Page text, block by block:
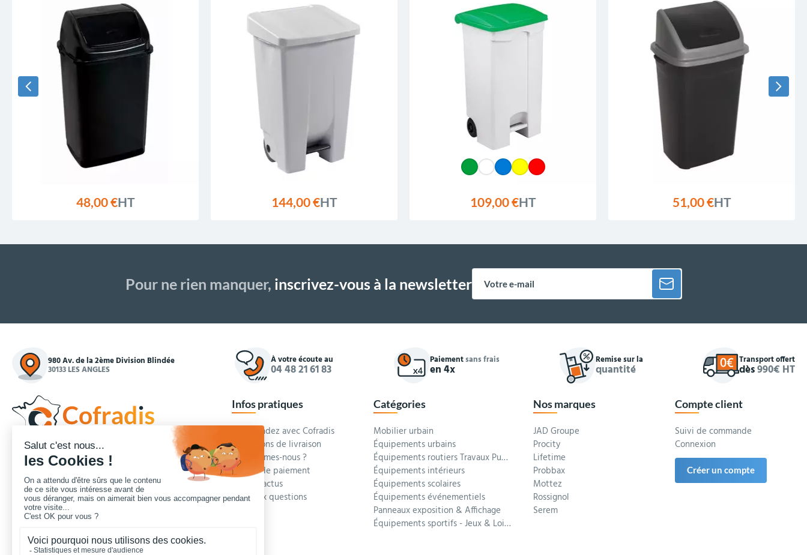
48,00 €HT 144,00 €HT 109,00 €HT 51,00 €HT
Pour ne rien manquer, inscrivez-vous à la newsletter
980 Av. de la 2ème Division Blindée
30133 LES ANGLES
À votre écoute au
04 48 21 61 83
Paiementsans frais
en 4x
Remise sur la
quantité
Transport offert
dès990€ HT
Concepteur et fournisseur de mobilier urbain,
Cofradis répond aux besoins d'équipements des
services des collectivités locales, des entreprises
de travaux publics, lycées, écoles.
Nous contacter
Infos pratiques
Commandez avec Cofradis
Conditions de livraison
Qui sommes-nous ?
Modes de paiement
Blog et actus
Foire aux questions
Catégories
Mobilier urbain
Équipements urbains
Équipements routiers Travaux Publics
Équipements intérieurs
Équipements scolaires
Équipements événementiels
Panneaux exposition & Affichage
Équipements sportifs - Jeux & Loisirs
Nos marques
JAD Groupe
Procity
Lifetime
Probbax
Mottez
Rossignol
Serem
Compte client
Suivi de commande
Connexion
Créer un compte